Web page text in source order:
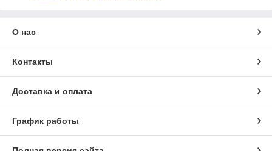
О нас
Контакты
Доставка и оплата
График работы